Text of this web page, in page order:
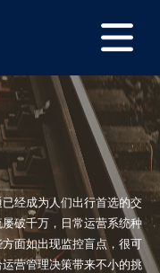
经成为人们出行首选的交
破千万，日常运营系统种
面如出现监控盲点，很可
营管理决策带来不小的挑